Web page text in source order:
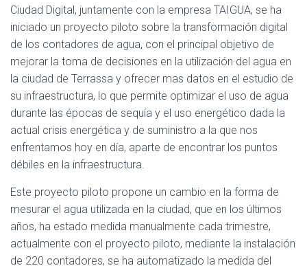
Ciudad Digital, juntamente con la empresa TAIGUA, se ha
iniciado un proyecto piloto sobre la transformación digital
de los contadores de agua, con el principal objetivo de
mejorar la toma de decisiones en la utilización del agua en
la ciudad de Terrassa y ofrecer mas datos en el estudio de
su infraestructura, lo que permite optimizar el uso de agua
durante las épocas de sequía y el uso energético dada la
actual crisis energética y de suministro a la que nos
enfrentamos hoy en día, aparte de encontrar los puntos
débiles en la infraestructura.
Este proyecto piloto propone un cambio en la forma de
mesurar el agua utilizada en la ciudad, que en los últimos
años, ha estado medida manualmente cada trimestre,
actualmente con el proyecto piloto, mediante la instalación
de 220 contadores, se ha automatizado la medida del